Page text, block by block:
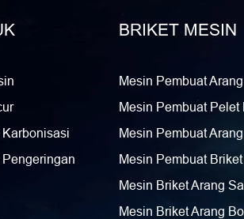
BRIKET MESIN
Mesin Pembuat
Mesin Pembuat Pelet
Mesin Pembuat
Mesin Pembuat
Mesin Briket Arang
Mesin Briket Arang